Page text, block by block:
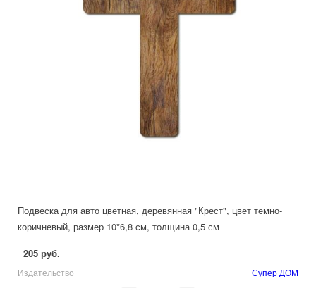
Подвеска для авто цветная, деревянная "Крест", цвет темно-
коричневый, размер 10*6,8 см, толщина 0,5 см
205 руб.
Издательство Супер ДОМ